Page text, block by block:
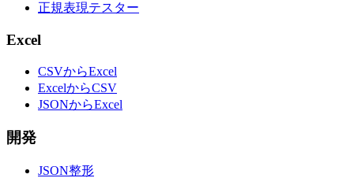
正規表現テスター
Excel
CSVからExcel
ExcelからCSV
JSONからExcel
開発
JSON整形